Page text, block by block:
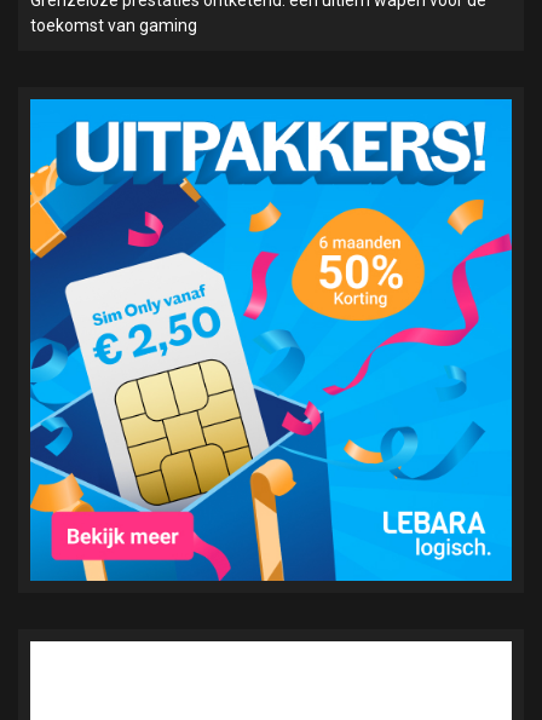
toekomst van gaming